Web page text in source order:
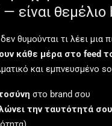
— είναι θεμέλιο
θυμούνται τι λέει μια
κάθε μέρα στο feed
και εμπνευσμένο
στο brand σου
την ταυτότητά σου